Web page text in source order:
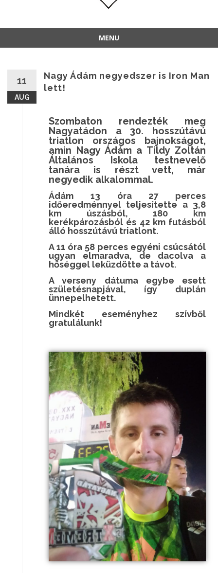
MENU
11
AUG
Nagy Ádám negyedszer is Iron Man
lett!
Szombaton rendezték meg
Nagyatádon a 30. hosszútávú
triatlon országos bajnokságot,
amin Nagy Ádám a Tildy Zoltán
Általános Iskola testnevelő
tanára is részt vett, már
negyedik alkalommal.
Ádám 13 óra 27 perces
időeredménnyel teljesítette a 3,8
km úszásból, 180 km
kerékpározásból és 42 km futásból
álló hosszútávú triatlont.
A 11 óra 58 perces egyéni csúcsától
ugyan elmaradva, de dacolva a
hőséggel leküzdötte a távot.
A verseny dátuma egybe esett
születésnapjával, így duplán
ünnepelhetett.
Mindkét eseményhez szívből
gratulálunk!